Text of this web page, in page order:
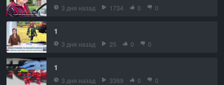
3 дня назад 1734 0 0
1
3 дня назад 25 0 0
1
3 дня назад 3369 0 0